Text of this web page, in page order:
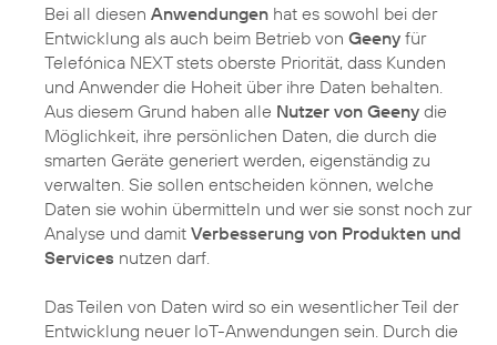
Bei all diesen Anwendungen hat es sowohl bei der
Entwicklung als auch beim Betrieb von Geeny für
Telefónica NEXT stets oberste Priorität, dass Kunden
und Anwender die Hoheit über ihre Daten behalten.
Aus diesem Grund haben alle Nutzer von Geeny die
Möglichkeit, ihre persönlichen Daten, die durch die
smarten Geräte generiert werden, eigenständig zu
verwalten. Sie sollen entscheiden können, welche
Daten sie wohin übermitteln und wer sie sonst noch zur
Analyse und damit Verbesserung von Produkten und
Services nutzen darf.
Das Teilen von Daten wird so ein wesentlicher Teil der
Entwicklung neuer IoT-Anwendungen sein. Durch die